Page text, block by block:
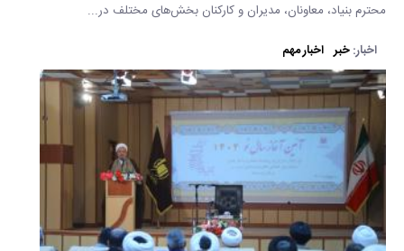
محترم بنیاد، معاونان، مدیران و کارکنان بخش‌های مختلف در...
اخبار:خبر اخبار مهم